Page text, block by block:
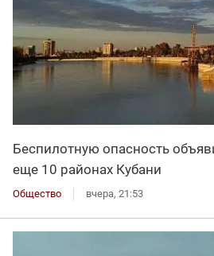
Беспилотную опасность
еще 10 районах Кубани
Общество вчера, 21:53